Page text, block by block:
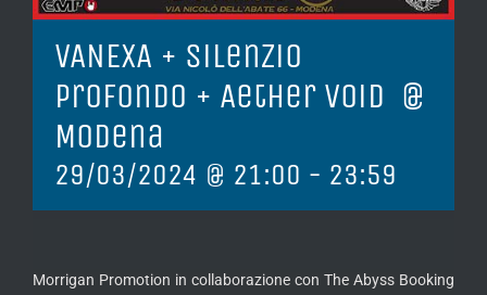
VANEXA + Silenzio
Profondo + Aether Void @
Modena
29/03/2024 @ 21:00 - 23:59
Morrigan Promotion in collaborazione con The Abyss Booking